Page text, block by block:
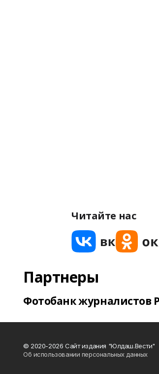
Читайте нас
Партнеры
Фотобанк журналистов
© 2020-2026 Сайт издания "Юлдаш.Вести"
Об использовании персональных данных